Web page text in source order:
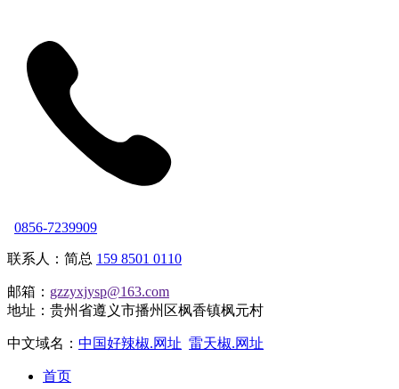
0856-7239909
联系人：简总 159 8501 0110
邮箱： gzzyxjysp@163.com
地址：贵州省遵义市播州区枫香镇枫元村
中文域名： 中国好辣椒.网址 雷天椒.网址
首页